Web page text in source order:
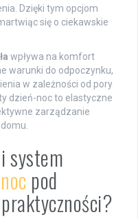
Dzięki tym opcjom
się o ciekawskie
wpływa na komfort
warunki do odpoczynku,
w zależności od pory
dzień-noc to elastyczne
zarządzanie
system
pod